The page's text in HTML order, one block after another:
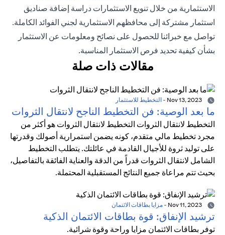
الاستثمارية من خلال تنويع الاستثمارات دراسة إضافة صناديق
استثمار مشتركة إلى محافظهم الاستثمارية لجني الفوائد الكاملة.
تواصل مع خبرائنا للحصول على نصائح ومعلومات عن الاستثمار
بشأن كيفية تحديد فرص الاستثمار المناسبة.
مقالات ذات صلة
- التخطيط للاستثمار
ما بعد الوصية: فن التخطيط الناجح لانتقال الثروات
التخطيط لانتقال الثروات التخطيط لانتقال الثروات هو أكثر من
مجرد تخطيط مالي متقدم، كونه يضمن استمرارية أصولك وقدرتها
على توليد ثروة للأجيال القادمة في عائلتك. يتطلب التخطيط
الشامل لانتقال الثروات قدراً من الدقة والعناية الفائقة بالتفاصيل،
بحيث تتم مراعاة جميع النتائج المستقبلية المحتملة.
- مزايا بطاقات الائتمان
ترشيد الإنفاق: قوة بطاقات الائتمان الذكية
توفر بطاقات الائتمان مزايا وراحة وقوة شرائية.